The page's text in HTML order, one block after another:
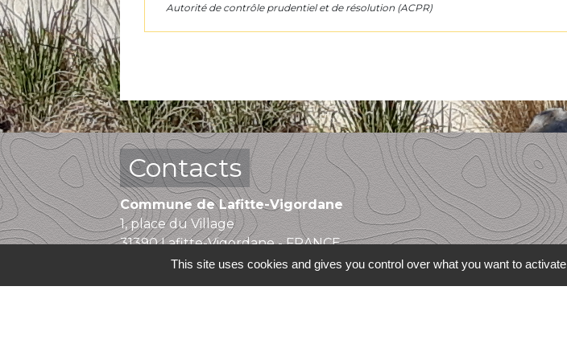
Autorité de contrôle prudentiel et de résolution (ACPR)
Contacts
Commune de Lafitte-Vigordane
1, place du Village
31390 Lafitte-Vigordane - FRANCE
+33 5 61 87 83 32
Contact par formulaire
This site uses cookies and gives you control over what you want to activate